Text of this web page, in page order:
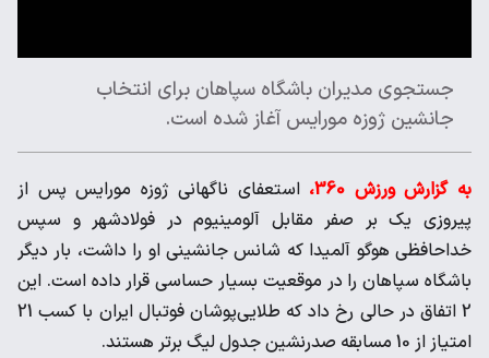
جستجوی مدیران باشگاه سپاهان برای انتخاب
جانشین ژوزه مورایس آغاز شده است.
به گزارش ورزش 360،
استعفای ناگهانی ژوزه مورایس پس از
پیروزی یک بر صفر مقابل آلومینیوم در فولادشهر و سپس
خداحافظی هوگو آلمیدا که شانس جانشینی او را داشت، بار دیگر
باشگاه سپاهان را در موقعیت بسیار حساسی قرار داده است. این
2 اتفاق در حالی رخ داد که طلایی‌پوشان فوتبال ایران با کسب 21
امتیاز از 10 مسابقه صدرنشین جدول لیگ برتر هستند.